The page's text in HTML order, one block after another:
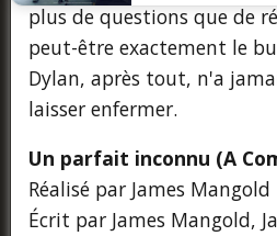
plus de questions que de
peut-être exactement le
Dylan, après tout, n'a
laisser enfermer.
Un parfait inconnu (A
Réalisé par James Mangold
Écrit par James Mangold,